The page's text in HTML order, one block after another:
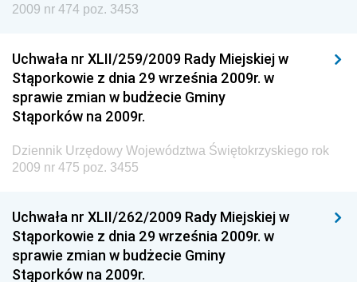
Dziennik Urzędowy Ministra Cyfryzacji
Dziennik Urzędowy Ministra Infrastruktury i
Budownictwa
Dziennik Urzędowy Ministra Gospodarki Morskiej i
Dziennik Urzędowy Ministra Energii
Dziennik Urzędowy Ministra Sprawiedliwości
Dziennik Urzędowy Ministra Rozwoju i Finansów
Dziennik Urzędowy Wyższego Urzędu Górniczego
2009 nr 474 poz. 3453
Uchwała nr XLII/259/2009 Rady Miejskiej w
Stąporkowie z dnia 29 września 2009r. w
sprawie zmian w budżecie Gminy
Stąporków na 2009r.
Dziennik Urzędowy Województwa Świętokrzyskiego rok
2009 nr 475 poz. 3455
Uchwała nr XLII/262/2009 Rady Miejskiej w
Stąporkowie z dnia 29 września 2009r. w
sprawie zmian w budżecie Gminy
Stąporków na 2009r.